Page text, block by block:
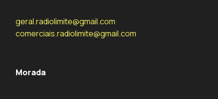
geral.radiolimite@gmail.com
comerciais.radiolimite@gmail.com
Morada